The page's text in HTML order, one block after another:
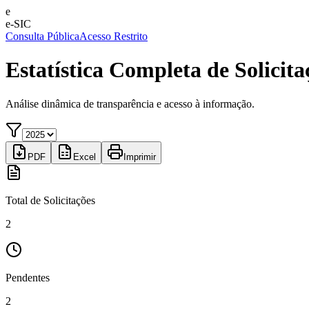
e
e-SIC
Consulta PúblicaAcesso Restrito
Estatística Completa de
Análise dinâmica de transparência e acesso à informação.
PDF Excel Imprimir
Total de Solicitações
2
Pendentes
2